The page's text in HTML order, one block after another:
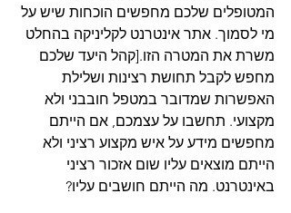
המטופלים שלכם מחפשים הוכחות שיש על
מי לסמוך. אתר אינטרנט לקליניקה בהחלט
משרת את המטרה הזו.[קהל היעד שלכם
מחפש לקבל תחושת רצינות ושלילת
האפשרות שמדובר במטפל חובבני ולא
מקצועי. תחשבו על עצמכם, אם הייתם
מחפשים מידע על איש מקצוע רציני ולא
הייתם מוצאים עליו שום אזכור רציני
באינטרנט. מה הייתם חושבים עליו?